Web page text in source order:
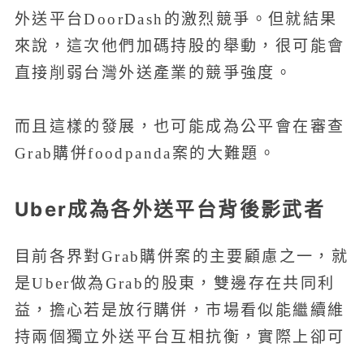
外送平台DoorDash的激烈競爭。但就結果
來說，這次他們加碼持股的舉動，很可能會
直接削弱台灣外送產業的競爭強度。
而且這樣的發展，也可能成為公平會在審查
Grab購併foodpanda案的大難題。
Uber成為各外送平台背後影武者
目前各界對Grab購併案的主要顧慮之一，就
是Uber做為Grab的股東，雙邊存在共同利
益，擔心若是放行購併，市場看似能繼續維
持兩個獨立外送平台互相抗衡，實際上卻可